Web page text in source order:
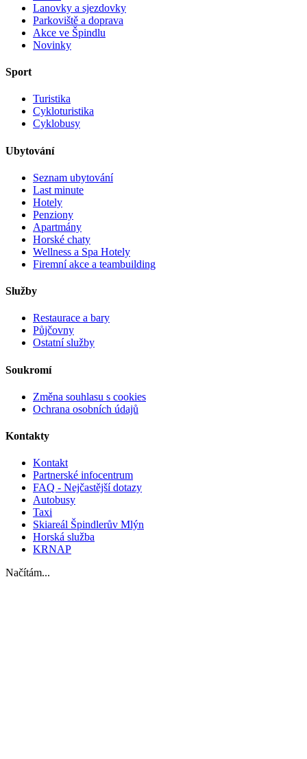
Lanovky a sjezdovky
Parkoviště a doprava
Akce ve Špindlu
Novinky
Sport
Turistika
Cykloturistika
Cyklobusy
Ubytování
Seznam ubytování
Last minute
Hotely
Penziony
Apartmány
Horské chaty
Wellness a Spa Hotely
Firemní akce a teambuilding
Služby
Restaurace a bary
Půjčovny
Ostatní služby
Soukromí
Změna souhlasu s cookies
Ochrana osobních údajů
Kontakty
Kontakt
Partnerské infocentrum
FAQ - Nejčastější dotazy
Autobusy
Taxi
Skiareál Špindlerův Mlýn
Horská služba
KRNAP
Načítám...